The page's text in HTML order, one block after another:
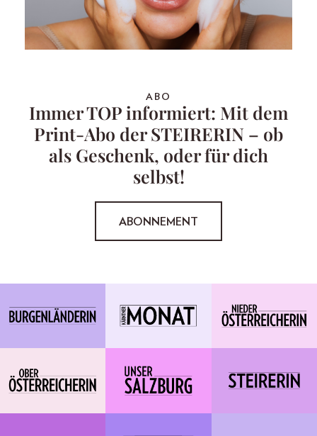
ABO
Immer TOP informiert: Mit dem
Print-Abo der STEIRERIN – ob
als Geschenk, oder für dich
selbst!
ABONNEMENT